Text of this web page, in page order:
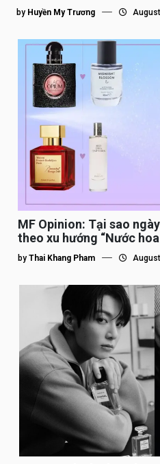
by Huyền My Trương
MF Opinion: Tại sao
theo xu hướng “Nước hoa
by Thai Khang Pham